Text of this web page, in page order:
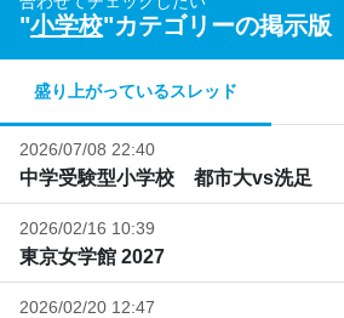
"小学校"カテゴリーの掲示版
盛り上がっているスレッド
2026/07/08 22:40
中学受験型小学校 都市大vs洗足
2026/02/16 10:39
東京女学館 2027
2026/02/20 12:47